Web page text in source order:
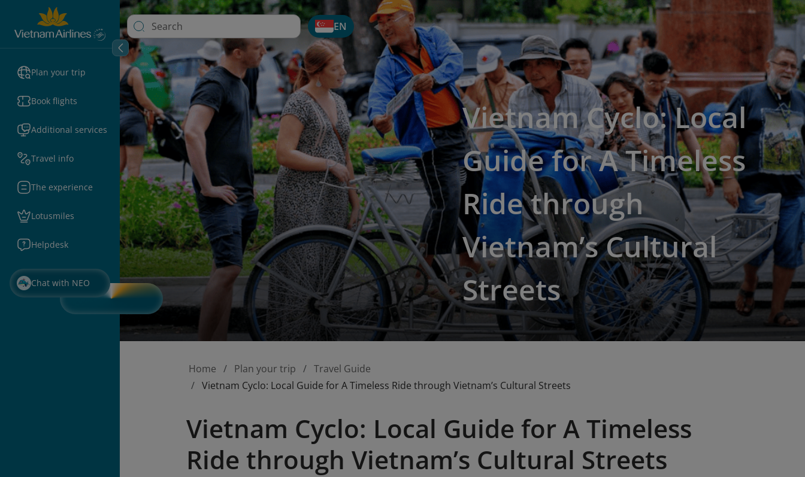
Plan your trip
Book flights
Additional services
Travel info
The experience
Lotusmiles
Helpdesk
Chat with NEO
EN
Vietnam Cyclo: Local
Guide for A Timeless
Ride through
Vietnam’s Cultural
Streets
Home Plan your trip
Travel Guide
Vietnam Cyclo: Local Guide for A Timeless Ride through Vietnam’s Cultural Streets
Vietnam Cyclo: Local Guide for A Timeless
Ride through Vietnam’s Cultural Streets